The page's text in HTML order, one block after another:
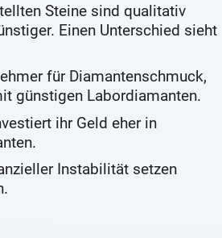
Steine sind qualitativ
Einen Unterschied sieht
für Diamantenschmuck,
günstigen Labordiamanten.
ihr Geld eher in
Instabilität setzen